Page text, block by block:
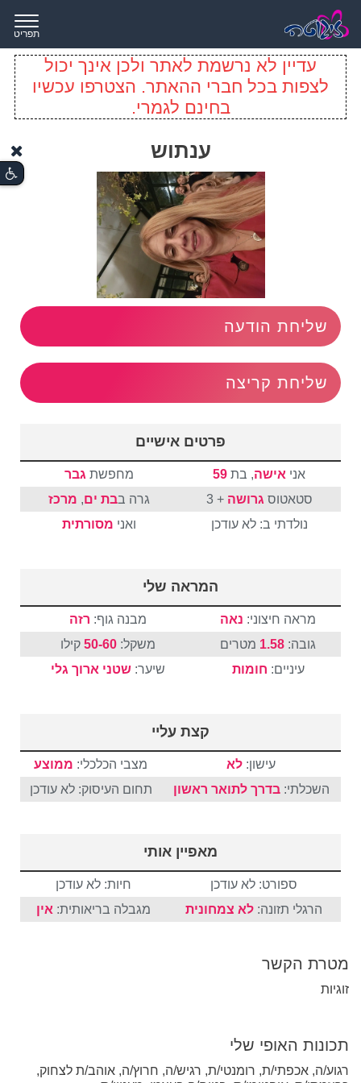
תפריט
עדיין לא נרשמת לאתר ולכן אינך יכול
לצפות בכל חברי ההאתר. הצטרפו עכשיו
בחינם לגמרי.
ענתוש
שליחת הודעה
שליחת קריצה
פרטים אישיים
אני אישה, בת 59 מחפשת גבר
סטאטוס גרושה + 3 גרה בבת ים, מרכז
נולדתי ב: לא עודכן
ואני מסורתית
המראה שלי
מראה חיצוני: נאה מבנה גוף: רזה
גובה: 1.58 מטרים משקל:50-60 קילו
עיניים: חומות שיער:שטני ארוך גלי
קצת עליי
עישון: לא מצבי הכלכלי: ממוצע
השכלתי:בדרך לתואר ראשון תחום העיסוק: לא עודכן
מאפיין אותי
ספורט: לא עודכן
חיות: לא עודכן
הרגלי תזונה: לא צמחונית מגבלה בריאותית: אין
מטרת הקשר
זוגיות
תכונות האופי שלי
רגוע/ה, אכפתי/ת, רומנטי/ת, רגיש/ה, חרוץ/ה, אוהב/ת לצחוק,